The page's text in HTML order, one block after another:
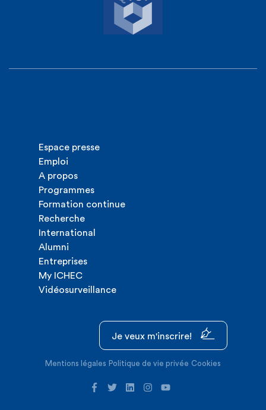
Espace presse
Emploi
A propos
Programmes
Formation continue
Recherche
International
Alumni
Entreprises
My ICHEC
Vidéosurveillance
Je veux m'inscrire!
Mentions légales Politique de vie privée Cookies